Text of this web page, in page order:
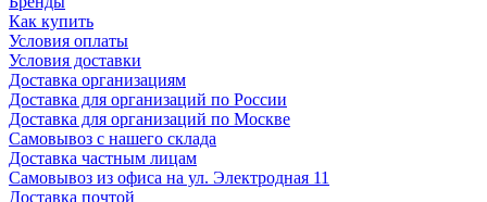
Как купить
Условия оплаты
Условия доставки
Доставка организациям
Доставка для организаций по России
Доставка для организаций по Москве
Самовывоз с нашего склада
Доставка частным лицам
Самовывоз из офиса на ул. Электродная 11
Доставка почтой